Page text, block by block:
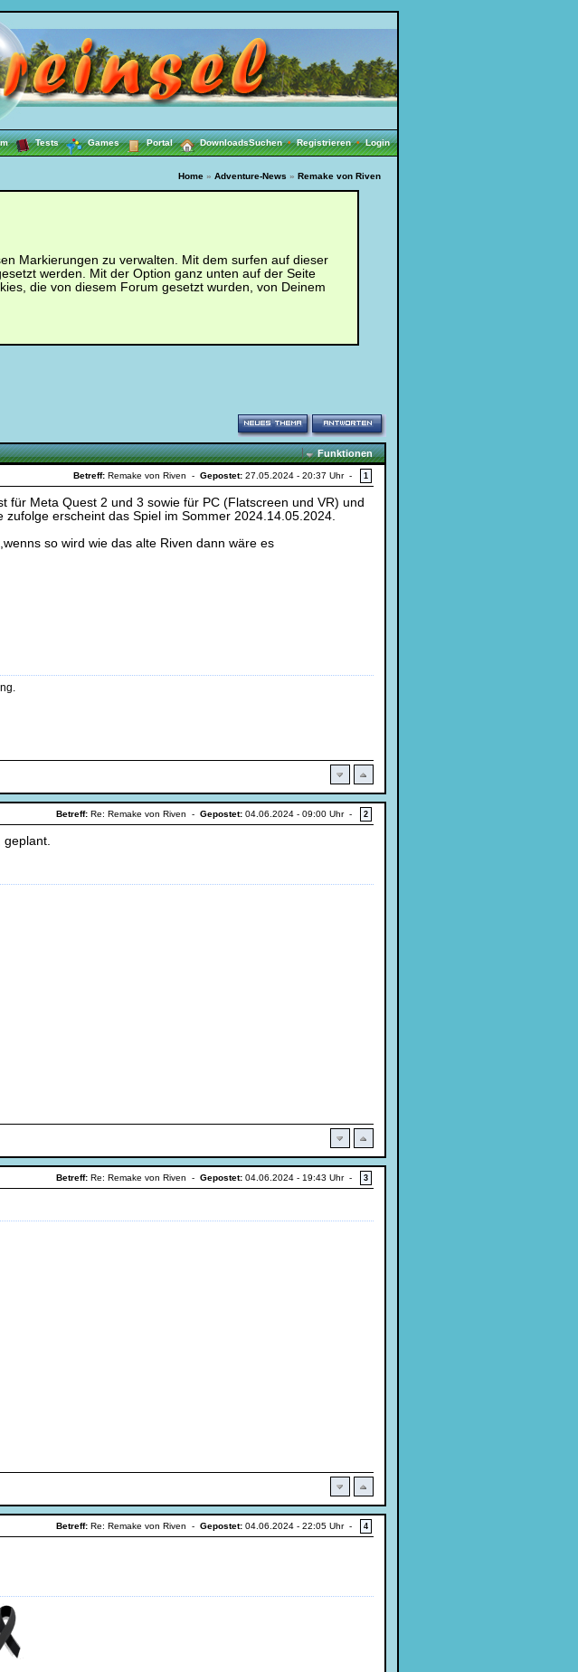
Tests Games Portal DownloadsSuchen •Registrieren •Login
Home » Adventure-News » Remake von Riven
Markierungen zu verwalten. Mit dem surfen auf dieser
werden. Mit der Option ganz unten auf der Seite
die von diesem Forum gesetzt wurden, von Deinem
Funktionen
Betreff: Remake von Riven - Gepostet: 27.05.2024 - 20:37 Uhr - 1
für Meta Quest 2 und 3 sowie für PC (Flatscreen und VR) und
erscheint das Spiel im Sommer 2024.14.05.2024.
so wird wie das alte Riven dann wäre es
Betreff: Re: Remake von Riven - Gepostet: 04.06.2024 - 09:00 Uhr - 2
geplant.
Betreff: Re: Remake von Riven - Gepostet: 04.06.2024 - 19:43 Uhr - 3
Betreff: Re: Remake von Riven - Gepostet: 04.06.2024 - 22:05 Uhr - 4